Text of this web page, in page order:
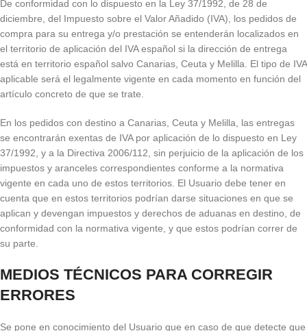
De conformidad con lo dispuesto en la Ley 37/1992, de 28 de
diciembre, del Impuesto sobre el Valor Añadido (IVA), los pedidos de
compra para su entrega y/o prestación se entenderán localizados en
el territorio de aplicación del IVA español si la dirección de entrega
está en territorio español salvo Canarias, Ceuta y Melilla. El tipo de IVA
aplicable será el legalmente vigente en cada momento en función del
artículo concreto de que se trate.
En los pedidos con destino a Canarias, Ceuta y Melilla, las entregas
se encontrarán exentas de IVA por aplicación de lo dispuesto en Ley
37/1992, y a la Directiva 2006/112, sin perjuicio de la aplicación de los
impuestos y aranceles correspondientes conforme a la normativa
vigente en cada uno de estos territorios. El Usuario debe tener en
cuenta que en estos territorios podrían darse situaciones en que se
aplican y devengan impuestos y derechos de aduanas en destino, de
conformidad con la normativa vigente, y que estos podrían correr de
su parte.
MEDIOS TÉCNICOS PARA CORREGIR
ERRORES
Se pone en conocimiento del Usuario que en caso de que detecte que